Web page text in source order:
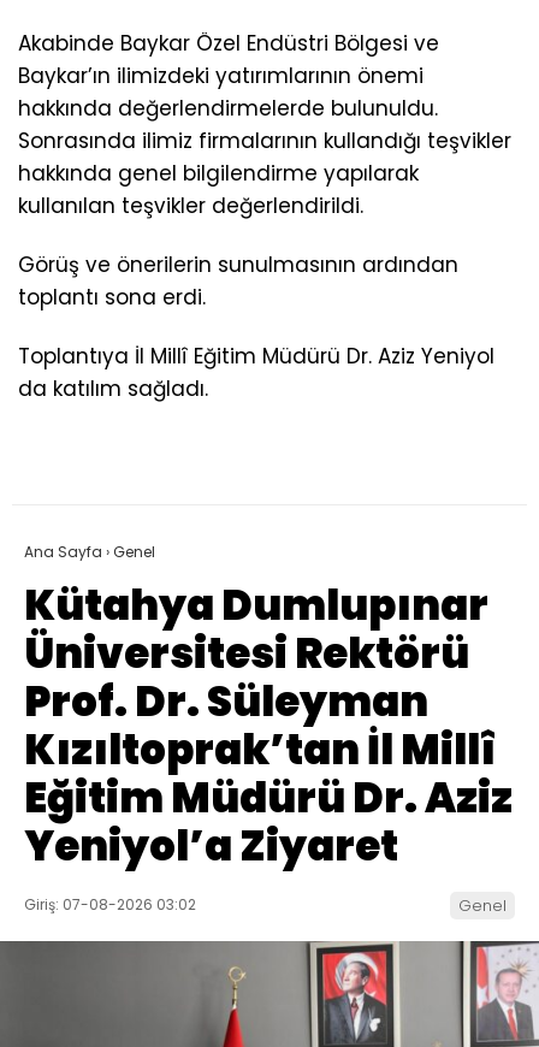
Akabinde Baykar Özel Endüstri Bölgesi ve
Baykar’ın ilimizdeki yatırımlarının önemi
hakkında değerlendirmelerde bulunuldu.
Sonrasında ilimiz firmalarının kullandığı teşvikler
hakkında genel bilgilendirme yapılarak
kullanılan teşvikler değerlendirildi.
Görüş ve önerilerin sunulmasının ardından
toplantı sona erdi.
Toplantıya İl Millî Eğitim Müdürü Dr. Aziz Yeniyol
da katılım sağladı.
Ana Sayfa ›Genel
Kütahya Dumlupınar
Üniversitesi Rektörü
Prof. Dr. Süleyman
Kızıltoprak’tan İl Millî
Eğitim Müdürü Dr. Aziz
Yeniyol’a Ziyaret
Giriş: 07-08-2026 03:02 Genel